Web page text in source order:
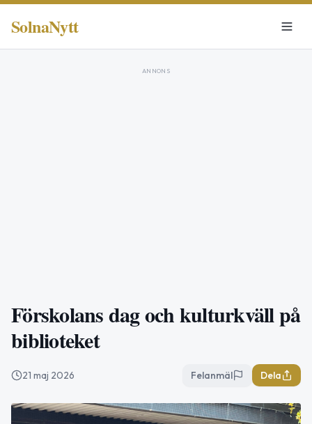
SolnaNytt
ANNONS
Förskolans dag och kulturkväll på
biblioteket
21 maj 2026 Felanmäl Dela